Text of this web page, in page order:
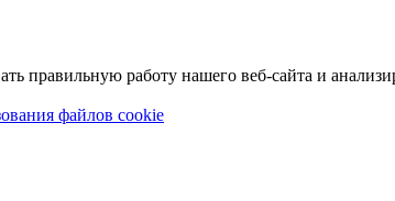
правильную работу нашего веб-сайта и
файлов cookie